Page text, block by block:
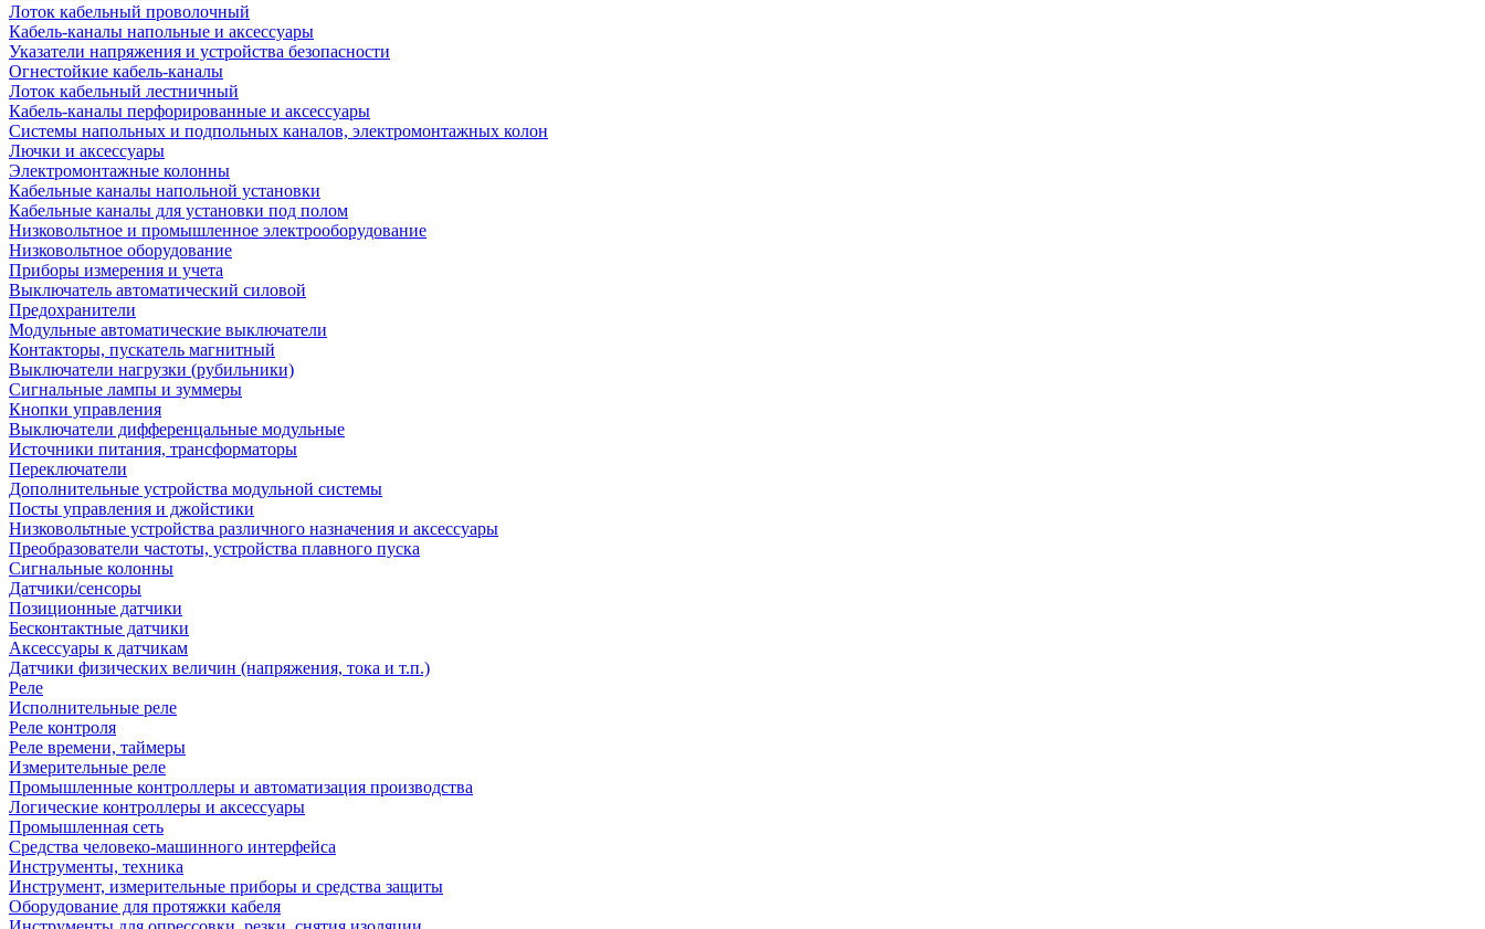
Лоток кабельный проволочный
Кабель-каналы напольные и аксессуары
Указатели напряжения и устройства безопасности
Огнестойкие кабель-каналы
Лоток кабельный лестничный
Кабель-каналы перфорированные и аксессуары
Системы напольных и подпольных каналов, электромонтажных колон
Лючки и аксессуары
Электромонтажные колонны
Кабельные каналы напольной установки
Кабельные каналы для установки под полом
Низковольтное и промышленное электрооборудование
Низковольтное оборудование
Приборы измерения и учета
Выключатель автоматический силовой
Предохранители
Модульные автоматические выключатели
Контакторы, пускатель магнитный
Выключатели нагрузки (рубильники)
Сигнальные лампы и зуммеры
Кнопки управления
Выключатели дифференцальные модульные
Источники питания, трансформаторы
Переключатели
Дополнительные устройства модульной системы
Посты управления и джойстики
Низковольтные устройства различного назначения и аксессуары
Преобразователи частоты, устройства плавного пуска
Сигнальные колонны
Датчики/сенсоры
Позиционные датчики
Бесконтактные датчики
Аксессуары к датчикам
Датчики физических величин (напряжения, тока и т.п.)
Реле
Исполнительные реле
Реле контроля
Реле времени, таймеры
Измерительные реле
Промышленные контроллеры и автоматизация производства
Логические контроллеры и аксессуары
Промышленная сеть
Средства человеко-машинного интерфейса
Инструменты, техника
Инструмент, измерительные приборы и средства защиты
Оборудование для протяжки кабеля